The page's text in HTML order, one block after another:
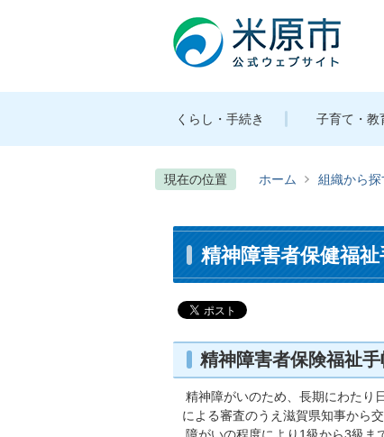
くらし・手続き 子育て・教
現在の位置 ホーム 組織から探
精神障害者保健福
精神障害者保険福祉
精神障がいのため、長期にわたり
による審査のうえ滋賀県知事から交